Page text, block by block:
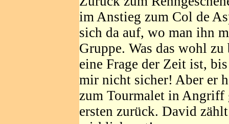
im Anstieg zum Col de
sich da auf, wo man ihn
Gruppe. Was das wohl zu
eine Frage der Zeit ist,
mir nicht sicher! Aber er
zum Tourmalet in
ersten zurück. David